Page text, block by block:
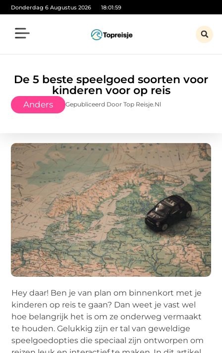
Donderdag 6 Augustus 2026 18:02:01
De 5 beste speelgoed soorten voor
kinderen voor op reis
Anders Gepubliceerd Door Top Reisje.nl
Hey daar! Ben je van plan om binnenkort met je
kinderen op reis te gaan? Dan weet je vast wel
hoe belangrijk het is om ze onderweg vermaakt
te houden. Gelukkig zijn er tal van geweldige
speelgoedopties die speciaal zijn ontworpen om